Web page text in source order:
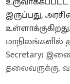
இருப்பது,
மாநிலங்களில்
Secretary)
தலைவருக்கு,